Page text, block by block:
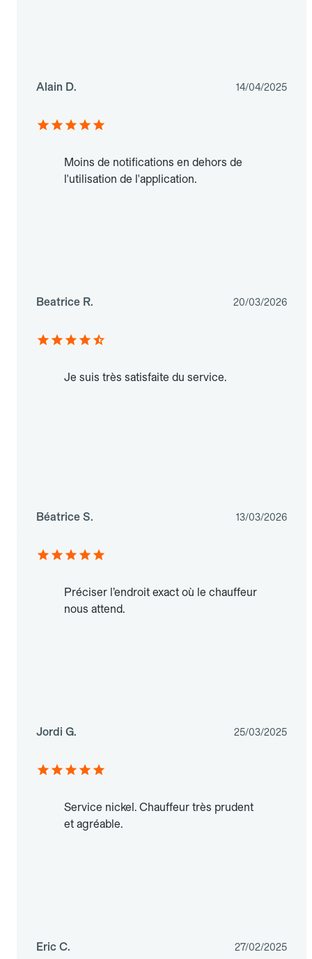
Alain D. 14/04/2025
Moins de notifications en dehors de
l'utilisation de l'application.
Beatrice R. 20/03/2026
Je suis très satisfaite du service.
Béatrice S. 13/03/2026
Préciser l’endroit exact où le chauffeur
nous attend.
Jordi G. 25/03/2025
Service nickel. Chauffeur très prudent
et agréable.
Eric C. 27/02/2025